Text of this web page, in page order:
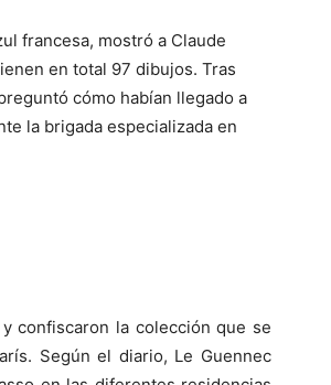
francesa, mostró a Claude
en total 97 dibujos. Tras
cómo habían llegado a
la brigada especializada en
confiscaron la colección que se
Según el diario, Le Guennec